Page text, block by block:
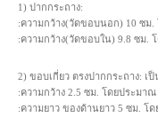
1) ปากกระถาง:
:ความกว้าง(วัดขอบนอก) 10 ซม
:ความกว้าง(วัดขอบใน) 9.8 ซม.
2) ขอบเกี่ยว ตรงปากกระถาง: เ
:ความกว้าง 2.5 ซม. โดยประมาณ
:ความยาว ของด้านยาว 5 ซม. โ